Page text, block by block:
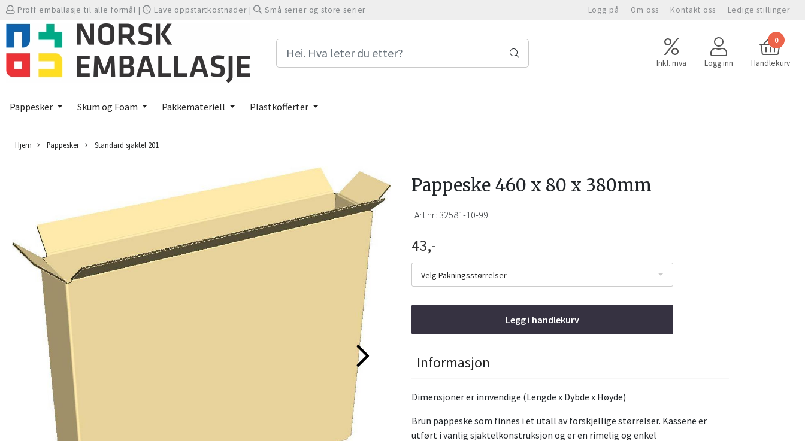
Proff emballasje til alle formål | Lave oppstartkostnader | Små serier og store serier Logg på Om oss Kontakt oss Ledige stillinger
Inkl. mva Logg inn
0
Handlekurv
Pappesker Skum og Foam Pakkemateriell Plastkofferter
Hjem Pappesker Standard sjaktel 201
Pappeske 460 x 80 x 380mm
Art.nr: 32581-10-99
43,-
Velg Pakningsstørrelser
Legg i handlekurv
Informasjon
Dimensjoner er innvendige (Lengde x Dybde x Høyde)
Brun pappeske som finnes i et utall av forskjellige størrelser. Kassene er
utført i vanlig sjaktelkonstruksjon og er en rimelig og enkel